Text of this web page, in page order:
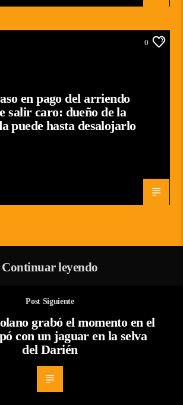
0
en pago del arriendo
salir caro: dueño de la
puede hasta desalojarlo
Continuar leyendo
Post Siguiente
grabó el momento en el
con un jaguar en la selva
del Darién